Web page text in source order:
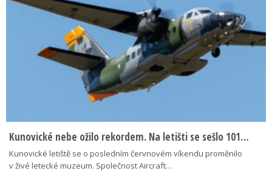
Kunovické nebe ožilo rekordem. Na letišti se sešlo 101…
Kunovické letiště se o posledním červnovém víkendu proměnilo
v živé letecké muzeum. Společnost Aircraft…